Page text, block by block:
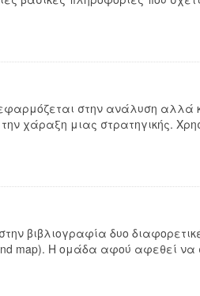
στην ανάλυση αλλά
χάραξη μιας στρατηγικής.
βιβλιογραφία δυο
map). Η ομάδα αφού αφεθεί να